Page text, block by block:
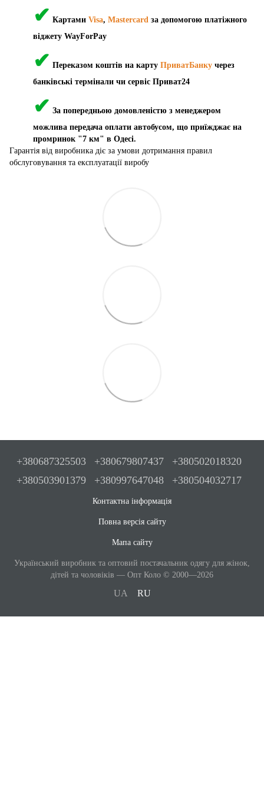
✔ Картами Visa, Mastercard за допомогою платіжного
віджету WayForPay
✔ Переказом коштів на карту ПриватБанку через
банківські термінали чи сервіс Приват24
✔ За попередньою домовленістю з менеджером
можлива передача оплати автобусом, що приїжджає на
промринок "7 км" в Одесі.
Гарантія від виробника діє за умови дотримання правил
обслуговування та експлуатації виробу
+380687325503 +380679807437
+380502018320
+380503901379
+380997647048 +380504032717
Контактна інформація
Повна версія сайту
Мапа сайту
Український виробник та оптовий постачальник одягу для жінок,
дітей та чоловіків — Опт Коло © 2000—2026
UA RU